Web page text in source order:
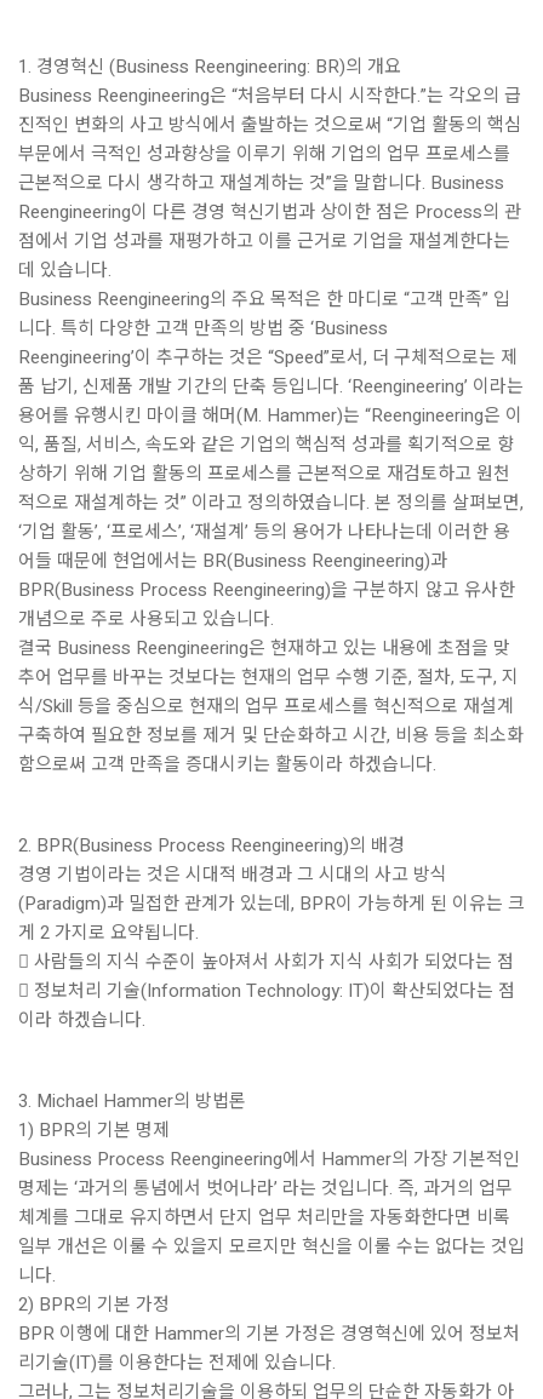
1. 경영혁신 (Business Reengineering: BR)의 개요
Business Reengineering은 “처음부터 다시 시작한다.”는 각오의 급
진적인 변화의 사고 방식에서 출발하는 것으로써 “기업 활동의 핵심
부문에서 극적인 성과향상을 이루기 위해 기업의 업무 프로세스를
근본적으로 다시 생각하고 재설계하는 것”을 말합니다. Business
Reengineering이 다른 경영 혁신기법과 상이한 점은 Process의 관
점에서 기업 성과를 재평가하고 이를 근거로 기업을 재설계한다는
데 있습니다.
Business Reengineering의 주요 목적은 한 마디로 “고객 만족” 입
니다. 특히 다양한 고객 만족의 방법 중 ‘Business
Reengineering’이 추구하는 것은 “Speed”로서, 더 구체적으로는 제
품 납기, 신제품 개발 기간의 단축 등입니다. ‘Reengineering’ 이라는
용어를 유행시킨 마이클 해머(M. Hammer)는 “Reengineering은 이
익, 품질, 서비스, 속도와 같은 기업의 핵심적 성과를 획기적으로 향
상하기 위해 기업 활동의 프로세스를 근본적으로 재검토하고 원천
적으로 재설계하는 것” 이라고 정의하였습니다. 본 정의를 살펴보면,
‘기업 활동’, ‘프로세스’, ‘재설계’ 등의 용어가 나타나는데 이러한 용
어들 때문에 현업에서는 BR(Business Reengineering)과
BPR(Business Process Reengineering)을 구분하지 않고 유사한
개념으로 주로 사용되고 있습니다.
결국 Business Reengineering은 현재하고 있는 내용에 초점을 맞
추어 업무를 바꾸는 것보다는 현재의 업무 수행 기준, 절차, 도구, 지
식/Skill 등을 중심으로 현재의 업무 프로세스를 혁신적으로 재설계
구축하여 필요한 정보를 제거 및 단순화하고 시간, 비용 등을 최소화
함으로써 고객 만족을 증대시키는 활동이라 하겠습니다.
2. BPR(Business Process Reengineering)의 배경
경영 기법이라는 것은 시대적 배경과 그 시대의 사고 방식
(Paradigm)과 밀접한 관계가 있는데, BPR이 가능하게 된 이유는 크
게 2 가지로 요약됩니다.
 사람들의 지식 수준이 높아져서 사회가 지식 사회가 되었다는 점
 정보처리 기술(Information Technology: IT)이 확산되었다는 점
이라 하겠습니다.
3. Michael Hammer의 방법론
1) BPR의 기본 명제
Business Process Reengineering에서 Hammer의 가장 기본적인
명제는 ‘과거의 통념에서 벗어나라’ 라는 것입니다. 즉, 과거의 업무
체계를 그대로 유지하면서 단지 업무 처리만을 자동화한다면 비록
일부 개선은 이룰 수 있을지 모르지만 혁신을 이룰 수는 없다는 것입
니다.
2) BPR의 기본 가정
BPR 이행에 대한 Hammer의 기본 가정은 경영혁신에 있어 정보처
리기술(IT)를 이용한다는 전제에 있습니다.
그러나, 그는 정보처리기술을 이용하되 업무의 단순한 자동화가 아